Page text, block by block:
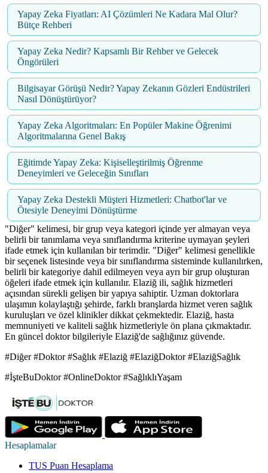
Yapay Zeka Fiyatları: AI Çözümleri Ne Kadara Mal Olur?
Bütçe Rehberi
Yapay Zeka Nedir? Kapsamlı Bir Rehber ve Gelecek
Öngörüleri
Bilgisayar Görüşü Nedir? Yapay Zekanın Gözleri Endüstrileri
Nasıl Dönüştürüyor?
Yapay Zeka Algoritmaları: En Popüler Makine Öğrenimi
Algoritmalarına Genel Bakış
Eğitimde Yapay Zeka: Kişiselleştirilmiş Öğrenme
Deneyimleri ve Geleceğin Sınıfları
Yapay Zeka Destekli Müşteri Hizmetleri: Chatbot'lar ve
Ötesiyle Deneyimi Dönüştürme
"Diğer" kelimesi, bir grup veya kategori içinde yer almayan veya
belirli bir tanımlama veya sınıflandırma kriterine uymayan şeyleri
ifade etmek için kullanılan bir terimdir. "Diğer" kelimesi genellikle
bir seçenek listesinde veya bir sınıflandırma sisteminde kullanılırken,
belirli bir kategoriye dahil edilmeyen veya ayrı bir grup oluşturan
öğeleri ifade etmek için kullanılır. Elaziğ ili, sağlık hizmetleri
açısından sürekli gelişen bir yapıya sahiptir. Uzman doktorlara
ulaşımın kolaylaştığı şehirde, farklı branşlarda hizmet veren sağlık
kuruluşları ve özel klinikler dikkat çekmektedir. Elaziğ, hasta
memnuniyeti ve kaliteli sağlık hizmetleriyle ön plana çıkmaktadır.
En güncel doktor bilgileriyle Elaziğ'de sağlığınız güvende.
#Diğer #Doktor #Sağlık #Elaziğ #ElaziğDoktor #ElaziğSağlık
#İşteBuDoktor #OnlineDoktor #SağlıklıYaşam
Hesaplamalar
TUS Puan Hesaplama